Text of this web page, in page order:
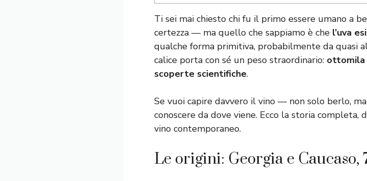
Ti sei mai chiesto chi fu il primo essere umano a
certezza — ma quello che sappiamo è che l’uva
qualche forma primitiva, probabilmente da quasi
calice porta con sé un peso straordinario: ottomila
scoperte scientifiche.
Se vuoi capire davvero il vino — non solo berlo,
conoscere da dove viene. Ecco la storia
vino contemporaneo.
Le origini: Georgia e Caucaso,